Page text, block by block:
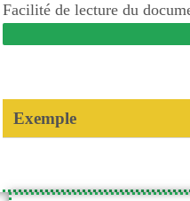
Facilité de lecture du
Exemple